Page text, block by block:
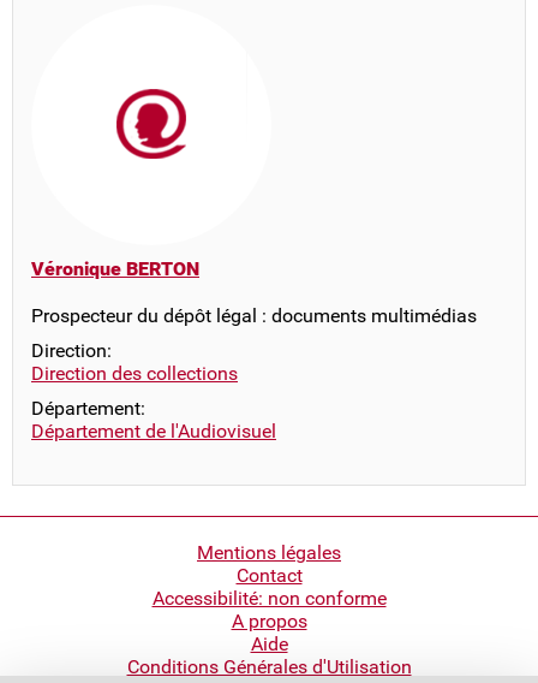
Véronique BERTON
Prospecteur du dépôt légal : documents multimédias
Direction:
Direction des collections
Département:
Département de l'Audiovisuel
Mentions légales
Contact
Accessibilité: non conforme
A propos
Aide
Conditions Générales d'Utilisation